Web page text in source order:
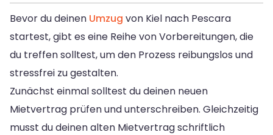
Bevor du deinen Umzug von Kiel nach Pescara
startest, gibt es eine Reihe von Vorbereitungen, die
du treffen solltest, um den Prozess reibungslos und
stressfrei zu gestalten.
Zunächst einmal solltest du deinen neuen
Mietvertrag prüfen und unterschreiben. Gleichzeitig
musst du deinen alten Mietvertrag schriftlich